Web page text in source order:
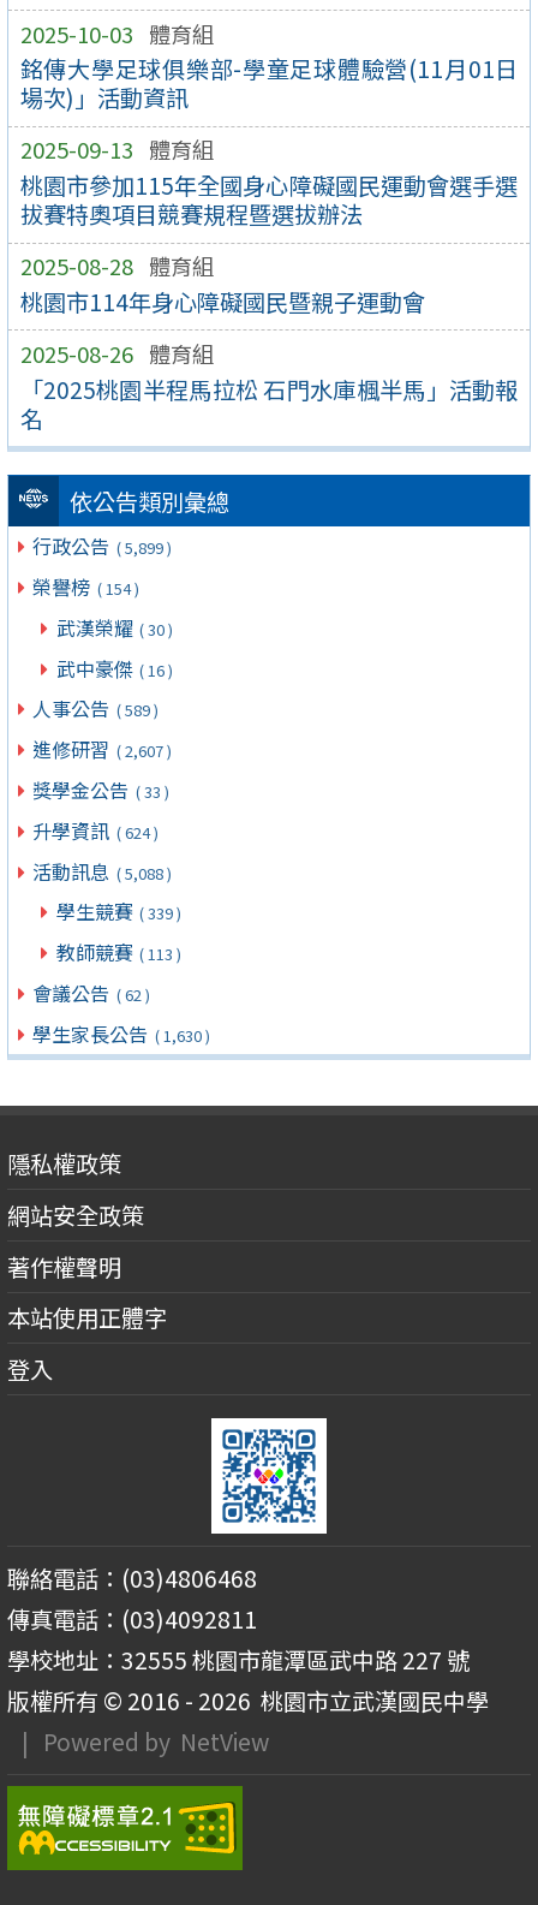
2025-10-03 體育組
銘傳大學足球俱樂部-學童足球體驗營(11月01日
場次)」活動資訊
2025-09-13 體育組
桃園市參加115年全國身心障礙國民運動會選手選
拔賽特奧項目競賽規程暨選拔辦法
2025-08-28 體育組
桃園市114年身心障礙國民暨親子運動會
2025-08-26 體育組
「2025桃園半程馬拉松 石門水庫楓半馬」活動報
名
依公告類別彙總
行政公告 ( 5,899 )
榮譽榜 ( 154 )
武漢榮耀 ( 30 )
武中豪傑 ( 16 )
人事公告 ( 589 )
進修研習 ( 2,607 )
獎學金公告 ( 33 )
升學資訊 ( 624 )
活動訊息 ( 5,088 )
學生競賽 ( 339 )
教師競賽 ( 113 )
會議公告 ( 62 )
學生家長公告 ( 1,630 )
隱私權政策
網站安全政策
著作權聲明
本站使用正體字
登入
聯絡電話：(03)4806468
傳真電話：(03)4092811
學校地址：32555 桃園市龍潭區武中路 227 號
版權所有 © 2016 - 2026 桃園市立武漢國民中學
| Powered by NetView